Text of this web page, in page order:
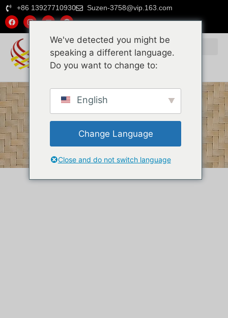
+86 13927710930 Suzen-3758@vip.163.com
We've detected you might be
speaking a different language.
Do you want to change to:
English
Change Language
Close and do not switch language